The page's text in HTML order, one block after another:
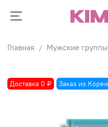
Главная Мужские группы
Доставка 0 ₽ Заказ из Кореи